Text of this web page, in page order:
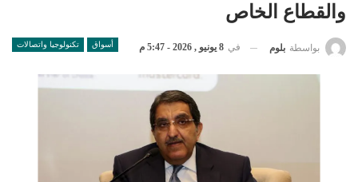
والقطاع الخاص
أسواق تكنولوجيا واتصالات بواسطة بلوم في 8 يونيو , 2026 - 5:47 م